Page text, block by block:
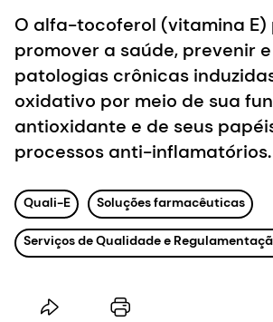
O alfa-tocoferol (vitamina E)
promover a saúde, prevenir
patologias crônicas
oxidativo por meio de sua
antioxidante e de seus
processos anti-inflamatórios.
Quali-E Soluções farmacêuticas
Serviços de Qualidade e